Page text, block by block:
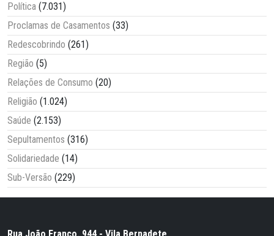
Política (7.031)
Proclamas de Casamentos (33)
Redescobrindo (261)
Região (5)
Relações de Consumo (20)
Religião (1.024)
Saúde (2.153)
Sepultamentos (316)
Solidariedade (14)
Sub-Versão (229)